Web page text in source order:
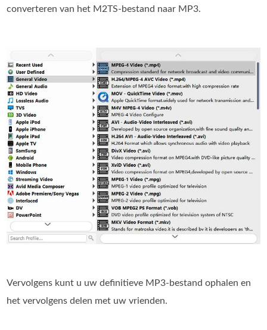
converteren van het M2TS-bestand naar MP3.
Vervolgens kunt u uw definitieve MP3-bestand ophalen en
het vervolgens delen met uw vrienden.